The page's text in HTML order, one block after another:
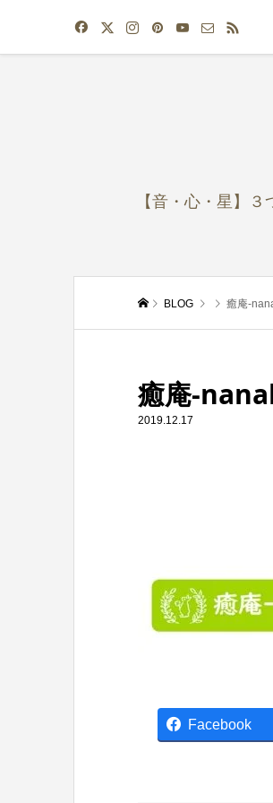
【音・心・星】
BLOG 癒庵-
癒庵-
2019.12.17
Facebook